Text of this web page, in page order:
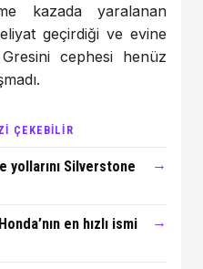
kazada yaralanan
geçirdiği ve evine
cephesi henüz
ÇEKEBİLİR
yollarını Silverstone
→
en hızlı ismi
→